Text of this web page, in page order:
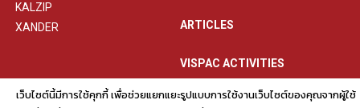
KALZIP
XANDER
ARTICLES
VISPAC ACTIVITIES
PRIVACY POLICY
เว็บไซต์นี้มีการใช้คุกกี้ เพื่อช่วยแยกแยะรูปแบบการใช้งานเว็บไซต์ของคุณจากผู้ใช้